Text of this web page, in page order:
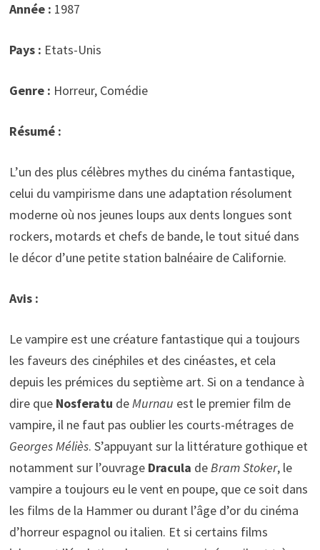
Année : 1987
Pays : Etats-Unis
Genre : Horreur, Comédie
Résumé :
L’un des plus célèbres mythes du cinéma fantastique,
celui du vampirisme dans une adaptation résolument
moderne où nos jeunes loups aux dents longues sont
rockers, motards et chefs de bande, le tout situé dans
le décor d’une petite station balnéaire de Californie.
Avis :
Le vampire est une créature fantastique qui a toujours
les faveurs des cinéphiles et des cinéastes, et cela
depuis les prémices du septième art. Si on a tendance à
dire que Nosferatu deMurnau est le premier film de
vampire, il ne faut pas oublier les courts-métrages de
Georges Méliès. S’appuyant sur la littérature gothique et
notamment sur l’ouvrage Dracula deBram Stoker, le
vampire a toujours eu le vent en poupe, que ce soit dans
les films de la Hammer ou durant l’âge d’or du cinéma
d’horreur espagnol ou italien. Et si certains films